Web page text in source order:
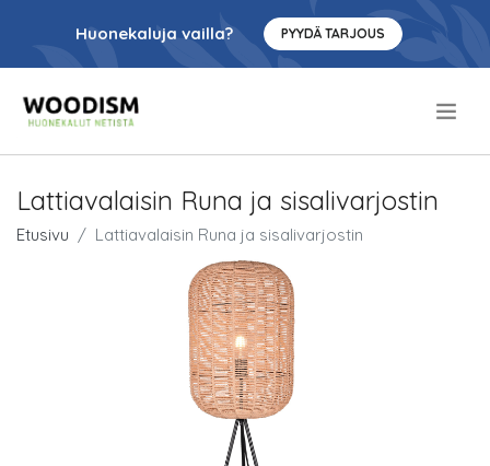
Huonekaluja vailla? PYYDÄ TARJOUS
Lattiavalaisin Runa ja sisalivarjostin
Etusivu Lattiavalaisin Runa ja sisalivarjostin